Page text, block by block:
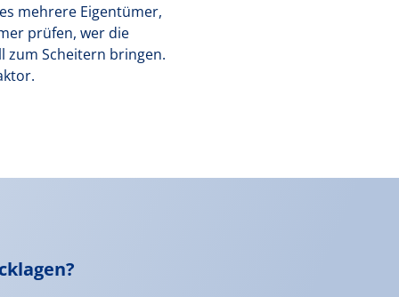
mehrere Eigentümer,
prüfen, wer die
zum Scheitern bringen.